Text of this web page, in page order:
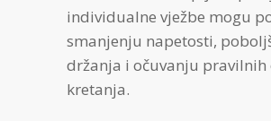
individualne vježbe mogu
smanjenju napetosti,
držanja i očuvanju pravilnih
kretanja.